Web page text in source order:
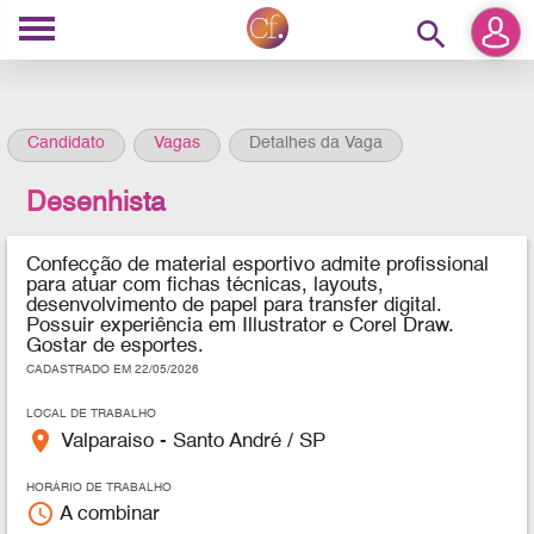
search
Candidato Vagas Detalhes da Vaga
Desenhista
Confecção de material esportivo admite profissional
para atuar com fichas técnicas, layouts,
desenvolvimento de papel para transfer digital.
Possuir experiência em Illustrator e Corel Draw.
Gostar de esportes.
CADASTRADO EM 22/05/2026
LOCAL DE TRABALHO
place Valparaiso - Santo André / SP
HORÁRIO DE TRABALHO
access_time A combinar